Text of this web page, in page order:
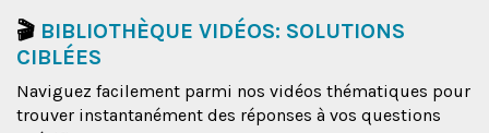
🎬 BIBLIOTHÈQUE VIDÉOS: SOLUTIONS
CIBLÉES
Naviguez facilement parmi nos vidéos thématiques pour
trouver instantanément des réponses à vos questions